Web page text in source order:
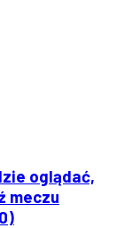
oglądać,
meczu